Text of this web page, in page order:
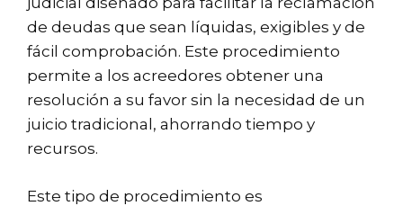
de deudas que sean líquidas, exigibles y de
fácil comprobación. Este procedimiento
permite a los acreedores obtener una
resolución a su favor sin la necesidad de un
juicio tradicional, ahorrando tiempo y
recursos.
Este tipo de procedimiento es